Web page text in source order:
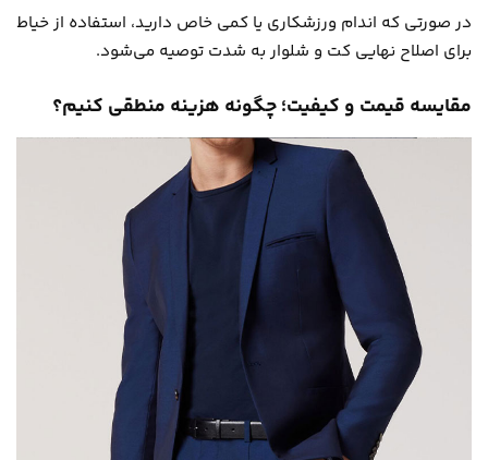
در صورتی که اندام ورزشکاری یا کمی خاص دارید، استفاده از خیاط
برای اصلاح نهایی کت و شلوار به شدت توصیه می‌شود.
مقایسه قیمت و کیفیت؛ چگونه هزینه منطقی کنیم؟